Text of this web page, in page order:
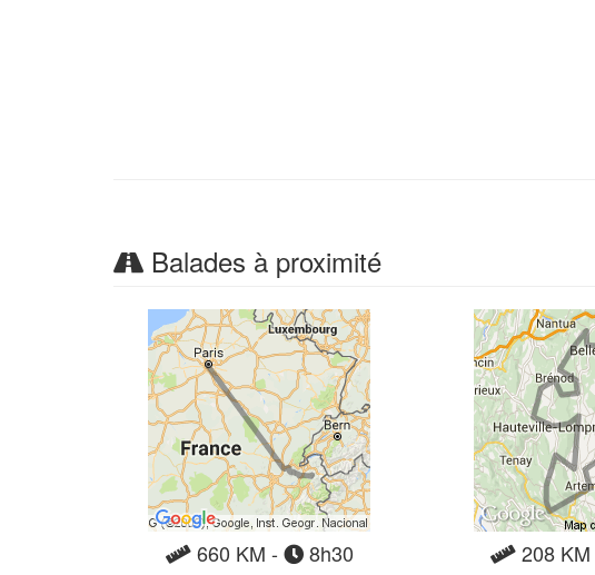
Balades à proximité
660 KM - 8h30 208